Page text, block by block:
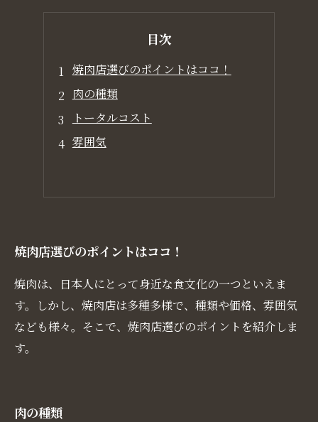
目次
焼肉店選びのポイントはココ！
肉の種類
トータルコスト
雰囲気
焼肉店選びのポイントはココ！
焼肉は、日本人にとって身近な食文化の一つといえま
す。しかし、焼肉店は多種多様で、種類や価格、雰囲気
なども様々。そこで、焼肉店選びのポイントを紹介しま
す。
肉の種類